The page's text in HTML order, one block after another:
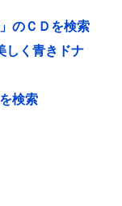
のＣＤを検索
しく青きドナ
検索